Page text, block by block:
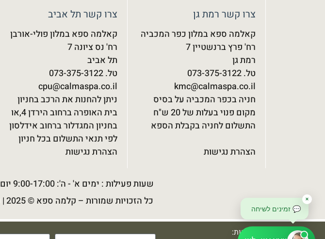
צרו קשר רמת גן
קאלמה ספא במלון כפר המכביה
רח' פרץ ברנשטיין 7
רמת גן
טל. 073-375-3122‬
kmc@calmaspa.co.il
חניה בכפר המכביה על בסיס
מקום פנוי בעלות של 20 ש"ח
התשלום לחניה בקבלת הספא
הצהרת נגישות
צרו קשר תל אביב
קאלמה ספא במלון פולי-אורבן
רח' נס ציונה 7
תל אביב
טל. 073-375-3122‬
cpu@calmaspa.co.il
ניתן להחנות את הרכב בחניון
בית האופרה ברחוב הירדן 4,או
בחניון המגדלור ברחוב אידלסון
לפי תנאי התשלום בכל חניון
הצהרת נגישות
שעות פעילות : ימים א' - ה': 9:00-17:00 יום ו' וערבי חג: 9:00-15:00. כניסה מעל גיל 18.
כל הזכויות שמורות – קלמה ספא© 2025 |
להזמנות:
💬 זמינים לשיחה
✕